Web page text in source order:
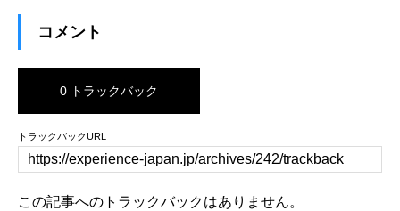
コメント
0 トラックバック
トラックバックURL
この記事へのトラックバックはありません。